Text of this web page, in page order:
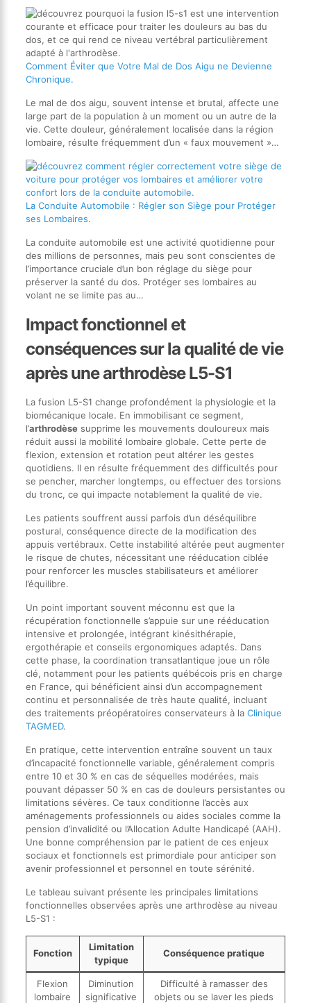
Comment Éviter que Votre Mal de Dos Aigu ne Devienne
Chronique.
Le mal de dos aigu, souvent intense et brutal, affecte une
large part de la population à un moment ou un autre de la
vie. Cette douleur, généralement localisée dans la région
lombaire, résulte fréquemment d’un « faux mouvement »…
La Conduite Automobile : Régler son Siège pour Protéger
ses Lombaires.
La conduite automobile est une activité quotidienne pour
des millions de personnes, mais peu sont conscientes de
l’importance cruciale d’un bon réglage du siège pour
préserver la santé du dos. Protéger ses lombaires au
volant ne se limite pas au…
Impact fonctionnel et
conséquences sur la qualité de vie
après une arthrodèse L5-S1
La fusion L5-S1 change profondément la physiologie et la
biomécanique locale. En immobilisant ce segment,
l’arthrodèsesupprime les mouvements douloureux mais
réduit aussi la mobilité lombaire globale. Cette perte de
flexion, extension et rotation peut altérer les gestes
quotidiens. Il en résulte fréquemment des difficultés pour
se pencher, marcher longtemps, ou effectuer des torsions
du tronc, ce qui impacte notablement la qualité de vie.
Les patients souffrent aussi parfois d’un déséquilibre
postural, conséquence directe de la modification des
appuis vertébraux. Cette instabilité altérée peut augmenter
le risque de chutes, nécessitant une rééducation ciblée
pour renforcer les muscles stabilisateurs et améliorer
l’équilibre.
Un point important souvent méconnu est que la
récupération fonctionnelle s’appuie sur une rééducation
intensive et prolongée, intégrant kinésithérapie,
ergothérapie et conseils ergonomiques adaptés. Dans
cette phase, la coordination transatlantique joue un rôle
clé, notamment pour les patients québécois pris en charge
en France, qui bénéficient ainsi d’un accompagnement
continu et personnalisée de très haute qualité, incluant
des traitements préopératoires conservateurs à la Clinique
TAGMED.
En pratique, cette intervention entraîne souvent un taux
d’incapacité fonctionnelle variable, généralement compris
entre 10 et 30 % en cas de séquelles modérées, mais
pouvant dépasser 50 % en cas de douleurs persistantes ou
limitations sévères. Ce taux conditionne l’accès aux
aménagements professionnels ou aides sociales comme la
pension d’invalidité ou l’Allocation Adulte Handicapé (AAH).
Une bonne compréhension par le patient de ces enjeux
sociaux et fonctionnels est primordiale pour anticiper son
avenir professionnel et personnel en toute sérénité.
Le tableau suivant présente les principales limitations
fonctionnelles observées après une arthrodèse au niveau
L5-S1 :
Fonction
Limitation
typique
Conséquence pratique
Flexion
lombaire
Diminution
significative
Difficulté à ramasser des
objets ou se laver les pieds